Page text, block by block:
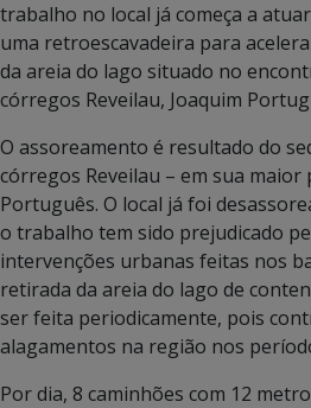
trabalho no local já começa a
uma retroescavadeira para
da areia do lago situado no
córregos Reveilau, Joaquim
O assoreamento é resultado do
córregos Reveilau – em sua maior
Português. O local já foi
o trabalho tem sido prejudicado
intervenções urbanas feitas nos
retirada da areia do lago de
ser feita periodicamente, pois
alagamentos na região nos
Por dia, 8 caminhões com 12